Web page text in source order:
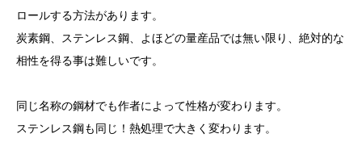
ロールする方法があります。
炭素鋼、ステンレス鋼、よほどの量産品では無い限り、絶対的な
相性を得る事は難しいです。
同じ名称の鋼材でも作者によって性格が変わります。
ステンレス鋼も同じ！熱処理で大きく変わります。